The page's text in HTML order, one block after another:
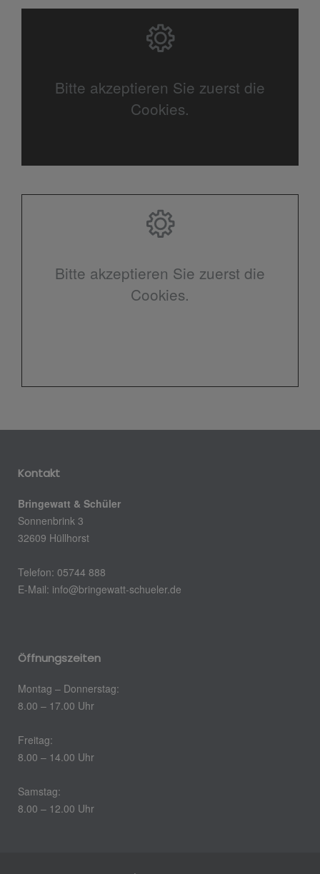
Bitte akzeptieren Sie zuerst die
Cookies.
Bitte akzeptieren Sie zuerst die
Cookies.
Kontakt
Bringewatt & Schüler
Sonnenbrink 3
32609 Hüllhorst
Telefon: 05744 888
E-Mail: info@bringewatt-schueler.de
Öffnungszeiten
Montag – Donnerstag:
8.00 – 17.00 Uhr
Freitag:
8.00 – 14.00 Uhr
Samstag:
8.00 – 12.00 Uhr